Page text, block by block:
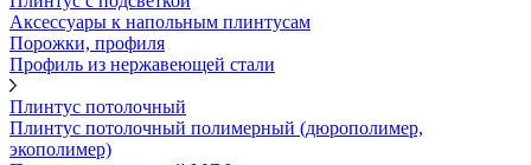
Аксессуары к напольным плинтусам
Порожки, профиля
Профиль из нержавеющей стали
Плинтус потолочный
Плинтус потолочный полимерный (дюрополимер,
экополимер)